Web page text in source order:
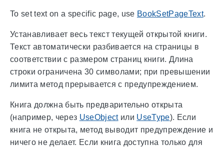
To set text on a specific page, use BookSetPageText.
Устанавливает весь текст текущей открытой книги.
Текст автоматически разбивается на страницы в
соответствии с размером страниц книги. Длина
строки ограничена 30 символами; при превышении
лимита метод прерывается с предупреждением.
Книга должна быть предварительно открыта
(например, через UseObjectили UseType). Если
книга не открыта, метод выводит предупреждение и
ничего не делает. Если книга доступна только для